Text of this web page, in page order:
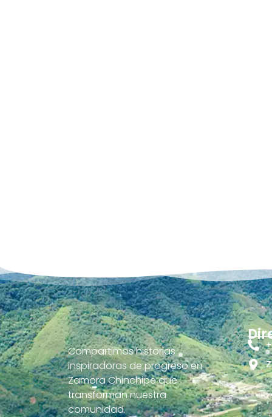
Compartimos historias
inspiradoras de progreso en
Zamora Chinchipe que
transforman nuestra
comunidad.